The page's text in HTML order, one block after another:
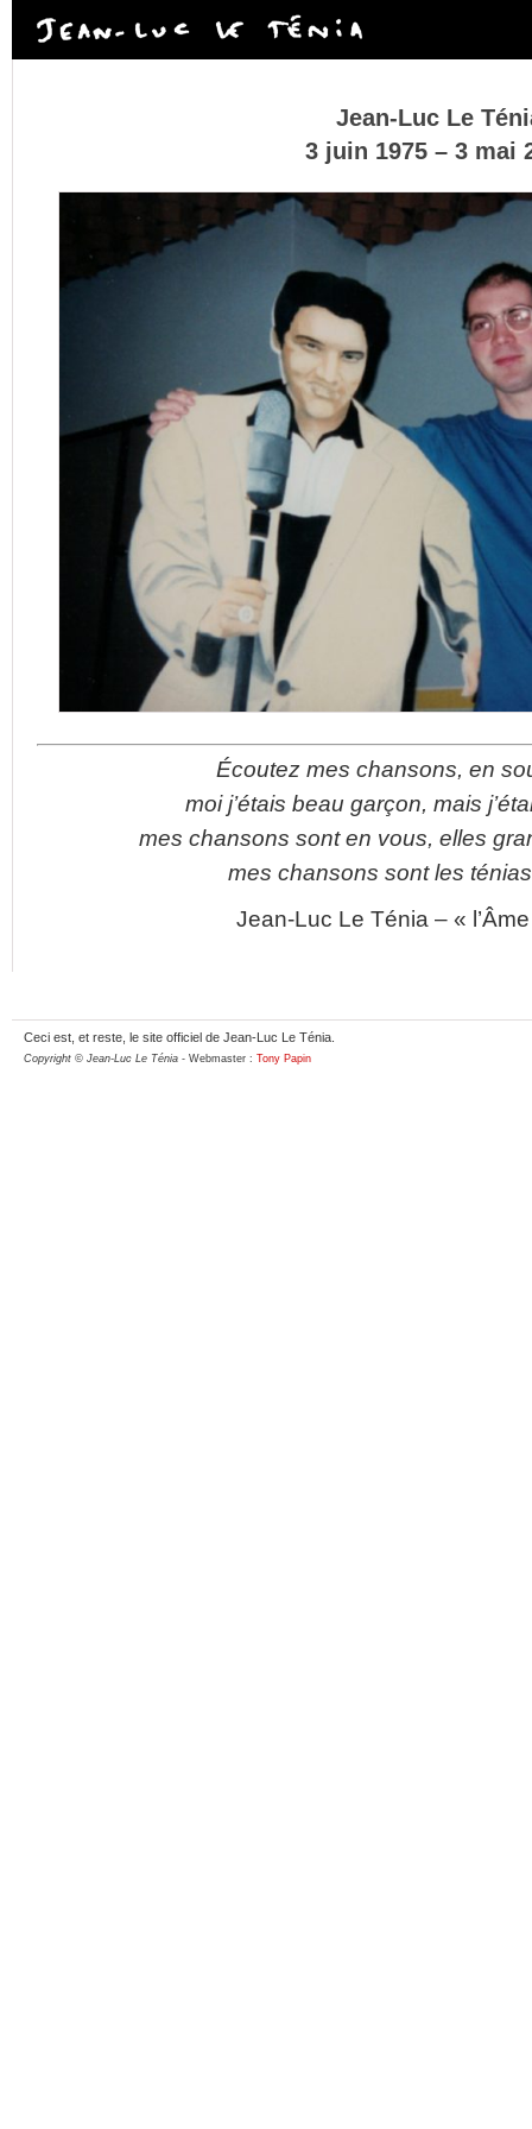
Jean-Luc Le
3 juin 1975 – 3 mai
Écoutez mes chansons, en
moi j’étais beau garçon, mais
mes chansons sont en vous, elles
mes chansons sont les ténias
Jean-Luc Le Ténia – «
Ceci est, et reste, le site officiel de Jean-Luc Le Ténia.
Copyright © Jean-Luc Le Ténia - Webmaster : Tony Papin